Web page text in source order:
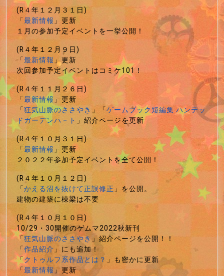
(R４年１２月３１日)
「最新情報」更新
１月の参加予定イベントを一挙公開！
(R４年１２月９日)
「最新情報」更新
次回参加予定イベントはコミケ101！
(R４年１１月２６日)
「最新情報」更新
「狂気山脈のささやき 」「ゲームブック短編集 ハンテッ
ドガーデンハ－ト 」紹介ページを更新
(R４年１０月３１日)
「最新情報」更新
２０２２年参加予定イベントを全て公開！
(R４年１０月１２日)
「かえる沼を抜けて正誤修正」を公開。
建物の建築に棟梁は不要
(R４年１０月１０日)
10/29・30開催のゲムマ2022秋新刊
「狂気山脈のささやき」紹介ページを公開！！
「作品紹介」にも追加！
「クトゥルフ系作品とは？ 」も密かに更新
「最新情報」更新